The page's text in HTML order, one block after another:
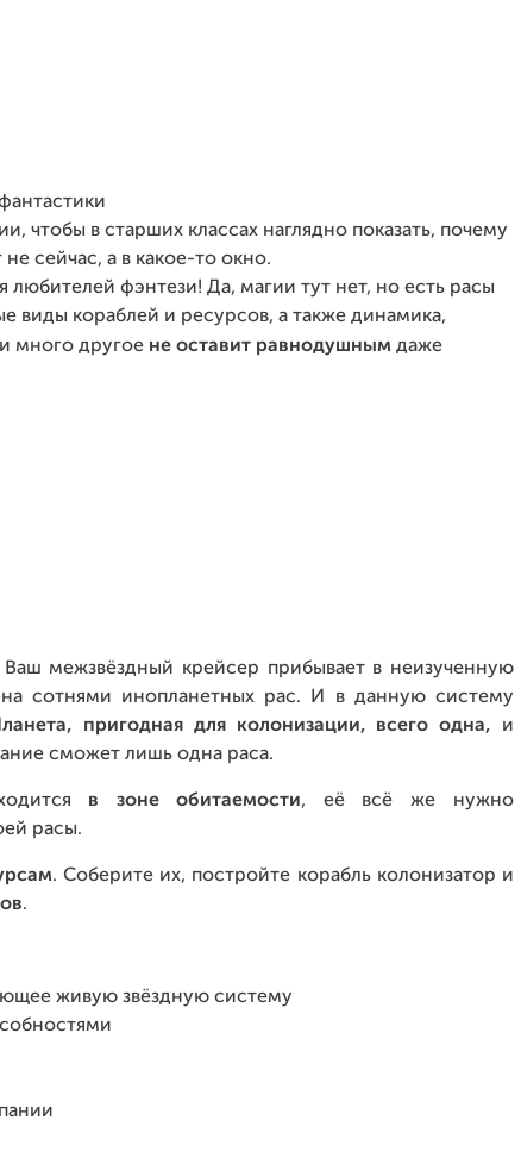
чтобы в старших классах наглядно показать, почему
сейчас, а в какое-то окно.
фэнтези! Да, магии тут нет, но есть расы
виды кораблей и ресурсов, а также динамика,
много другое не оставит равнодушным даже
Ваш межзвёздный крейсер прибывает в неизученную
сотнями инопланетных рас. И в данную систему
пригодная для колонизации, всего одна, и
сможет лишь одна раса.
в зоне обитаемости, её всё же нужно
расы.
. Соберите их, постройте корабль колонизатор и
.
живую звёздную систему